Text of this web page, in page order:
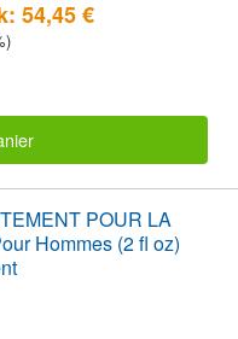
54,45 €
POUR LA
Hommes (2 fl oz)